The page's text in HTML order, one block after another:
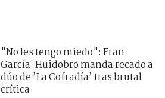
"No les tengo miedo": Fran
García-Huidobro manda recado a
dúo de ’La Cofradía’ tras brutal
crítica